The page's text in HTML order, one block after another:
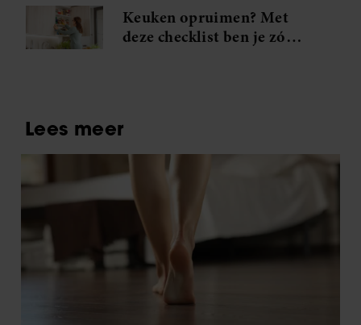
Keuken opruimen? Met
deze checklist ben je zó